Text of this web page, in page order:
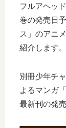
フルアヘッ
巻の発売日
ス」のアニ
紹介します。
別冊少年チ
よるマンガ
最新刊の発